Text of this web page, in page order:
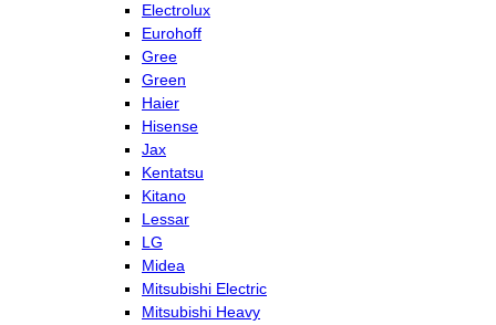
Electrolux
Eurohoff
Gree
Green
Haier
Hisense
Jax
Kentatsu
Kitano
Lessar
LG
Midea
Mitsubishi Electric
Mitsubishi Heavy